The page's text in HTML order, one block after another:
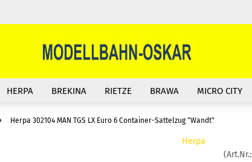
E-Mail
HERPA BREKINA RIETZE BRAWA MICRO CITY
Herpa 302104 MAN TGS LX Euro 6 Container-Sattelzug "Wandt"
Herpa
(Art.Nr.: